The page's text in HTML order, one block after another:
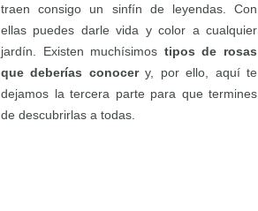
traen consigo un sinfín de leyendas. Con
ellas puedes darle vida y color a cualquier
jardín. Existen muchísimos tipos de rosas
que deberías conocery, por ello, aquí te
dejamos la tercera parte para que termines
de descubrirlas a todas.